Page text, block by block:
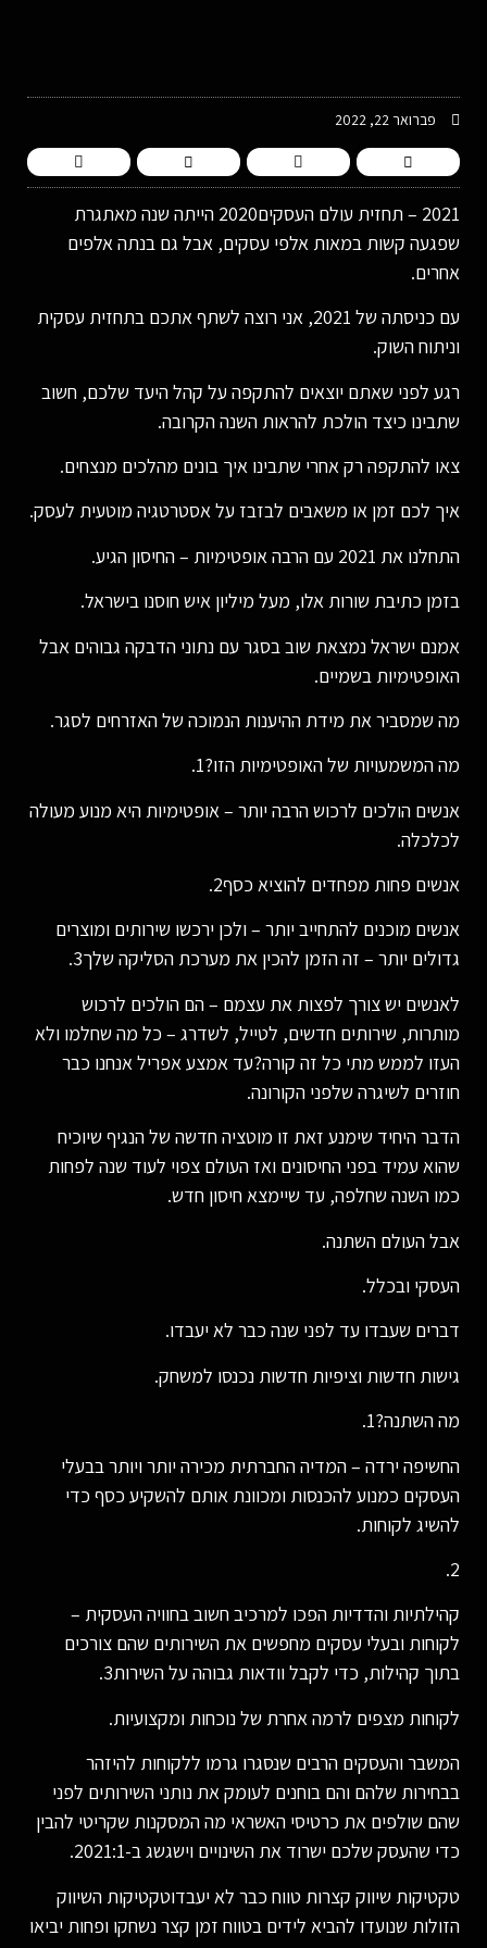
פברואר 22, 2022
2021 – תחזית עולם העסקים2020 הייתה שנה מאתגרת
שפגעה קשות במאות אלפי עסקים, אבל גם בנתה אלפים
אחרים.
עם כניסתה של 2021, אני רוצה לשתף אתכם בתחזית עסקית
וניתוח השוק.
רגע לפני שאתם יוצאים להתקפה על קהל היעד שלכם, חשוב
שתבינו כיצד הולכת להראות השנה הקרובה.
צאו להתקפה רק אחרי שתבינו איך בונים מהלכים מנצחים.
איך לכם זמן או משאבים לבזבז על אסטרטגיה מוטעית לעסק.
התחלנו את 2021 עם הרבה אופטימיות – החיסון הגיע.
בזמן כתיבת שורות אלו, מעל מיליון איש חוסנו בישראל.
אמנם ישראל נמצאת שוב בסגר עם נתוני הדבקה גבוהים אבל
האופטימיות בשמיים.
מה שמסביר את מידת ההיענות הנמוכה של האזרחים לסגר.
מה המשמעויות של האופטימיות הזו?1.
אנשים הולכים לרכוש הרבה יותר – אופטימיות היא מנוע מעולה
לכלכלה.
אנשים פחות מפחדים להוציא כסף2.
אנשים מוכנים להתחייב יותר – ולכן ירכשו שירותים ומוצרים
גדולים יותר – זה הזמן להכין את מערכת הסליקה שלך3.
לאנשים יש צורך לפצות את עצמם – הם הולכים לרכוש
מותרות, שירותים חדשים, לטייל, לשדרג – כל מה שחלמו ולא
העזו לממש מתי כל זה קורה?עד אמצע אפריל אנחנו כבר
חוזרים לשיגרה שלפני הקורונה.
הדבר היחיד שימנע זאת זו מוטציה חדשה של הנגיף שיוכיח
שהוא עמיד בפני החיסונים ואז העולם צפוי לעוד שנה לפחות
כמו השנה שחלפה, עד שיימצא חיסון חדש.
אבל העולם השתנה.
העסקי ובכלל.
דברים שעבדו עד לפני שנה כבר לא יעבדו.
גישות חדשות וציפיות חדשות נכנסו למשחק.
מה השתנה?1.
החשיפה ירדה – המדיה החברתית מכירה יותר ויותר בבעלי
העסקים כמנוע להכנסות ומכוונת אותם להשקיע כסף כדי
להשיג לקוחות.
2.
קהילתיות והדדיות הפכו למרכיב חשוב בחוויה העסקית –
לקוחות ובעלי עסקים מחפשים את השירותים שהם צורכים
בתוך קהילות, כדי לקבל וודאות גבוהה על השירות3.
לקוחות מצפים לרמה אחרת של נוכחות ומקצועיות.
המשבר והעסקים הרבים שנסגרו גרמו ללקוחות להיזהר
בבחירות שלהם והם בוחנים לעומק את נותני השירותים לפני
שהם שולפים את כרטיסי האשראי מה המסקנות שקריטי להבין
כדי שהעסק שלכם ישרוד את השינויים וישגשג ב-2021:1.
טקטיקות שיווק קצרות טווח כבר לא יעבדוטקטיקות השיווק
הזולות שנועדו להביא לידים בטווח זמן קצר נשחקו ופחות יביאו